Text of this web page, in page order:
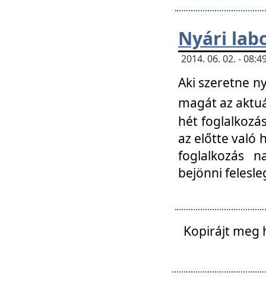
Nyári
2014. 06. 02. -
Aki szeretne
magát az
hét
az előtte való
foglalkozás
bejönni
Kopirájt meg